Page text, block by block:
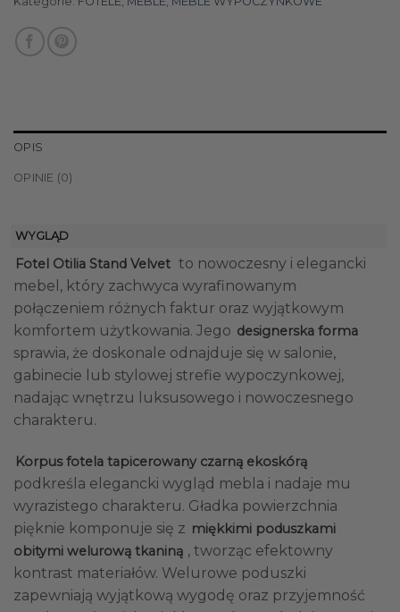
OPIS
OPINIE (0)
WYGLĄD
Fotel Otilia Stand Velvet to nowoczesny i elegancki
mebel, który zachwyca wyrafinowanym
połączeniem różnych faktur oraz wyjątkowym
komfortem użytkowania. Jego designerska forma
sprawia, że doskonale odnajduje się w salonie,
gabinecie lub stylowej strefie wypoczynkowej,
nadając wnętrzu luksusowego i nowoczesnego
charakteru.
Korpus fotela tapicerowany czarną ekoskórą
podkreśla elegancki wygląd mebla i nadaje mu
wyrazistego charakteru. Gładka powierzchnia
pięknie komponuje się z miękkimi poduszkami
obitymi welurową tkaniną , tworząc efektowny
kontrast materiałów. Welurowe poduszki
zapewniają wyjątkową wygodę oraz przyjemność